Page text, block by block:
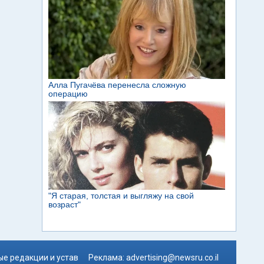
редакции и устав Реклама: advertising@newsru.co.il